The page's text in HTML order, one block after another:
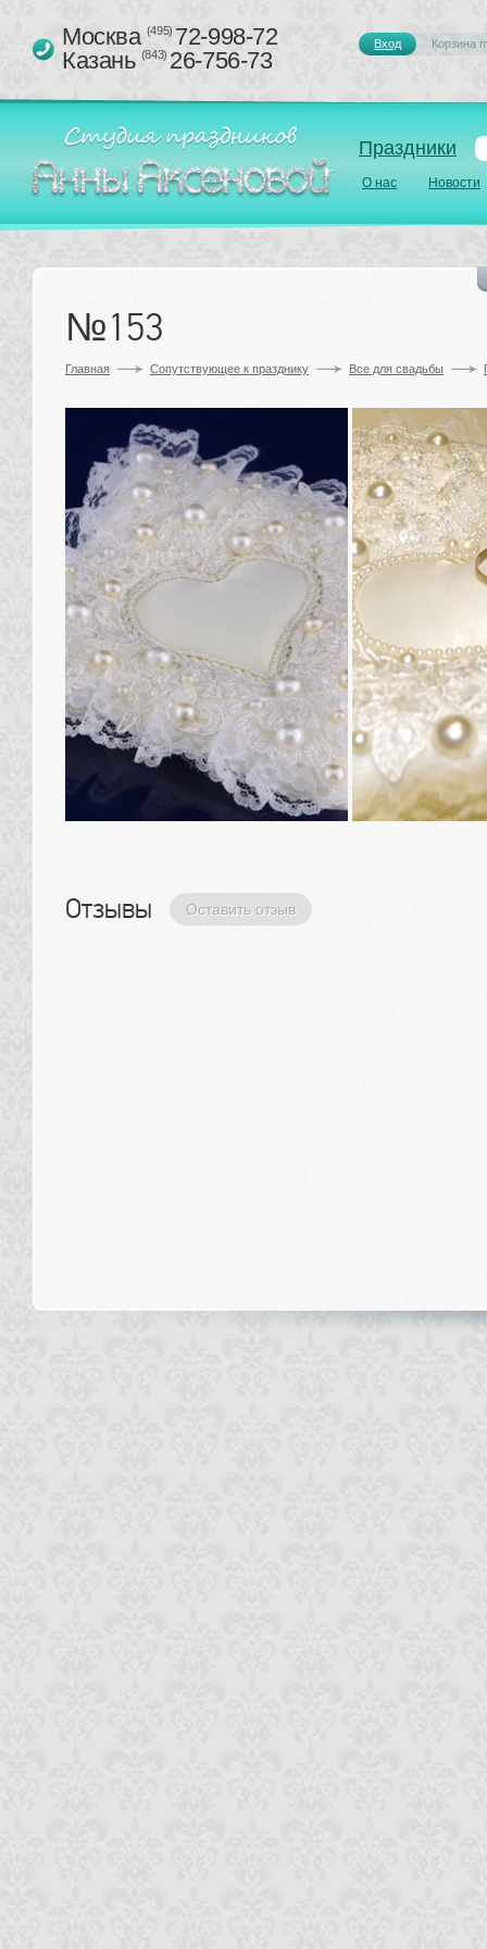
Праздники
О нас Новости
Москва (495)72-998-72
Казань (843)26-756-73
Вход Корзина
№153
Главная Сопутствующее к празднику Все для свадьбы
Отзывы Оставить отзыв